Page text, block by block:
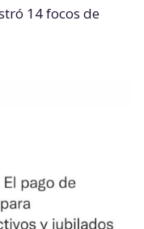
14 focos de